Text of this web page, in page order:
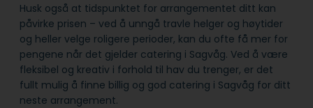
Husk også at tidspunktet for arrangementet ditt kan
påvirke prisen – ved å unngå travle helger og høytider
og heller velge roligere perioder, kan du ofte få mer for
pengene når det gjelder catering i Sagvåg. Ved å være
fleksibel og kreativ i forhold til hav du trenger, er det
fullt mulig å finne billig og god catering i Sagvåg for ditt
neste arrangement.